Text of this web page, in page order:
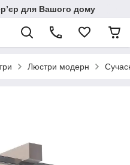
для Вашого дому
Люстри модерн